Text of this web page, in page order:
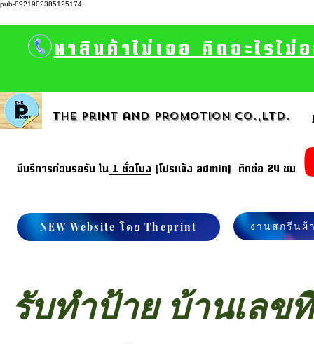
pub-8921902385125174
หาสินค้าไม่เจอ คิดอะไรไ
The print and promotion CO.,Ltd.
มีบรีการด่วนรอรับ ใน 1 ชั่วโมง (โปรแจ้ง admin) ติดต่อ 24 ชม
NEW Website โดย Theprint งานสกรีนผ้
รับทำป้าย บ้านเลข